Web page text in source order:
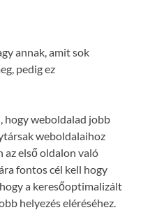
annak, amit sok
pedig ez
hogy weboldalad jobb
weboldalaihoz
az első oldalon való
fontos cél kell hogy
a keresőoptimalizált
helyezés eléréséhez.